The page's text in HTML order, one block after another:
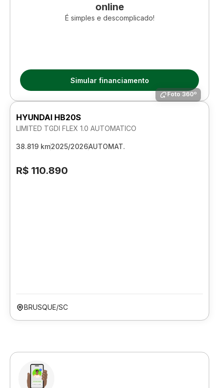
online
É simples e descomplicado!
Simular financiamento
Foto 360º
HYUNDAI HB20S
LIMITED TGDI FLEX 1.0 AUTOMATICO
38.819 km2025/2026AUTOMAT.
R$ 110.890
BRUSQUE/SC